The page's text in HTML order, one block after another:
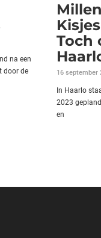
na een
door de
Toch
16 september
In Haarlo
2023
en